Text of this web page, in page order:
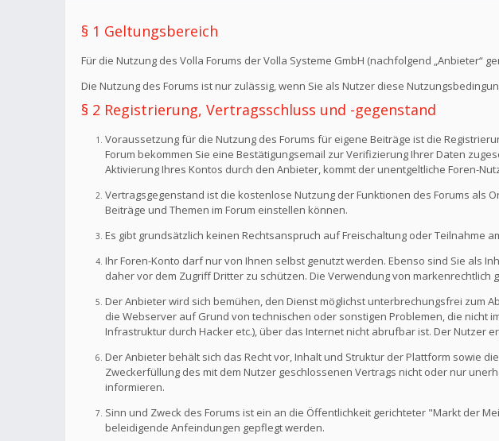
§ 1 Geltungsbereich
Für die Nutzung des Volla Forums der Volla Systeme GmbH (nachfolgend „Anbieter“
Die Nutzung des Forums ist nur zulässig, wenn Sie als Nutzer diese
§ 2 Registrierung, Vertragsschluss und -gegenstand
Voraussetzung für die Nutzung des Forums für eigene Beiträge ist die
Forum bekommen Sie eine Bestätigungsemail zur Verifizierung Ihrer Daten
Aktivierung Ihres Kontos durch den Anbieter, kommt der unentgeltliche Foren-
Vertragsgegenstand ist die kostenlose Nutzung der Funktionen des Forums als
Beiträge und Themen im Forum einstellen können.
Es gibt grundsätzlich keinen Rechtsanspruch auf Freischaltung oder Teilnahme
Ihr Foren-Konto darf nur von Ihnen selbst genutzt werden. Ebenso sind Sie als
daher vor dem Zugriff Dritter zu schützen. Die Verwendung von
Der Anbieter wird sich bemühen, den Dienst möglichst unterbrechungsfrei zum
die Webserver auf Grund von technischen oder sonstigen Problemen, die nicht
Infrastruktur durch Hacker etc.), über das Internet nicht abrufbar ist. Der
Der Anbieter behält sich das Recht vor, Inhalt und Struktur der Plattform sowie
Zweckerfüllung des mit dem Nutzer geschlossenen Vertrags nicht oder nur
informieren.
Sinn und Zweck des Forums ist ein an die Öffentlichkeit gerichteter "Markt der
beleidigende Anfeindungen gepflegt werden.